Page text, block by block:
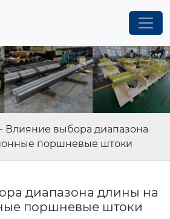
- Влияние выбора диапазона
поршневые штоки
диапазона длины на
поршневые штоки